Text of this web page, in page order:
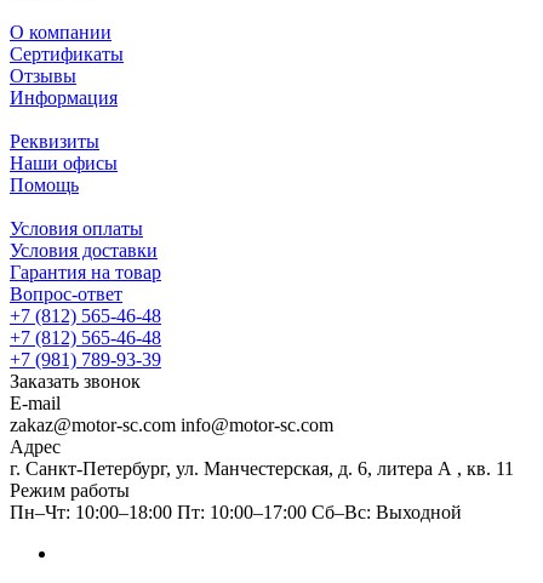
О компании
Сертификаты
Отзывы
Информация
Реквизиты
Наши офисы
Помощь
Условия оплаты
Условия доставки
Гарантия на товар
Вопрос-ответ
+7 (812) 565-46-48
+7 (812) 565-46-48
+7 (981) 789-93-39
Заказать звонок
E-mail
zakaz@motor-sc.com info@motor-sc.com
Адрес
г. Санкт-Петербург, ул. Манчестерская, д. 6, литера А , кв. 11
Режим работы
Пн–Чт: 10:00–18:00 Пт: 10:00–17:00 Сб–Вс: Выходной